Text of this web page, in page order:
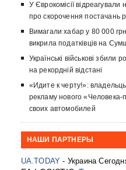
У Єврокомісії відреагували
про скорочення постачань
Вимагали хабар у 80 000
викрила податківців на
Українські військові збили
на рекордній відстані
«Идите к черту!»:
рекламу нового «Человека-
своих автомобилей
НАШИ ПАРТНЕРЫ
UA.TODAY - Украина